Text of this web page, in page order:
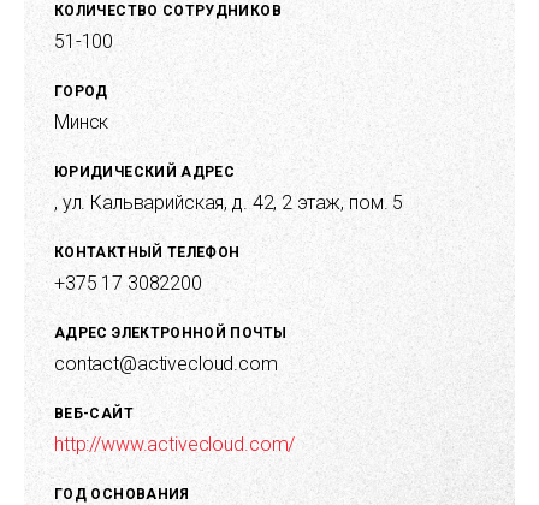
КОЛИЧЕСТВО СОТРУДНИКОВ
51-100
ГОРОД
Минск
ЮРИДИЧЕСКИЙ АДРЕС
, ул. Кальварийская, д. 42, 2 этаж, пом. 5
КОНТАКТНЫЙ ТЕЛЕФОН
+375 17 3082200
АДРЕС ЭЛЕКТРОННОЙ ПОЧТЫ
contact@activecloud.com
ВЕБ-САЙТ
http://www.activecloud.com/
ГОД ОСНОВАНИЯ